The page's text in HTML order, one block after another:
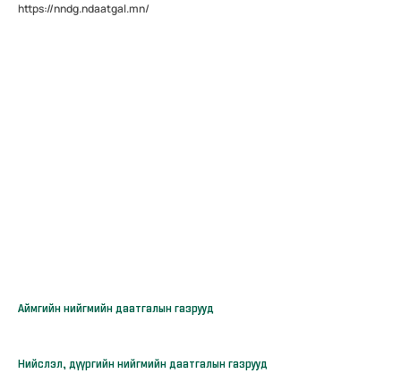
https://nndg.ndaatgal.mn/
Аймгийн нийгмийн даатгалын газрууд
Нийслэл, дүүргийн нийгмийн даатгалын газрууд